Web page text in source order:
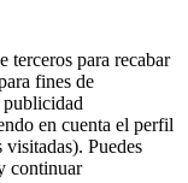
terceros para recabar
fines de
publicidad
en cuenta el perfil
Puedes
continuar